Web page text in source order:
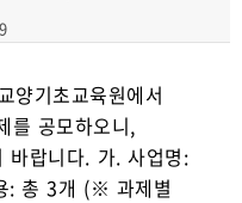
양기초교육원에서
를 공모하오니,
바랍니다. 가. 사업명:
: 총 3개 (※ 과제별